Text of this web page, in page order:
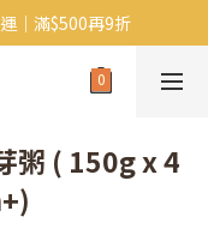
清貨平賣中!!
｜滿$500再9折
中!
粥 ( 150g x 4